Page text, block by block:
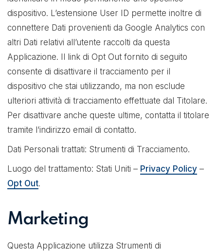
dispositivo. L’estensione User ID permette inoltre di
connettere Dati provenienti da Google Analytics con
altri Dati relativi all’utente raccolti da questa
Applicazione. Il link di Opt Out fornito di seguito
consente di disattivare il tracciamento per il
dispositivo che stai utilizzando, ma non esclude
ulteriori attività di tracciamento effettuate dal Titolare.
Per disattivare anche queste ultime, contatta il titolare
tramite l’indirizzo email di contatto.
Dati Personali trattati: Strumenti di Tracciamento.
Luogo del trattamento: Stati Uniti – Privacy Policy –
Opt Out.
Marketing
Questa Applicazione utilizza Strumenti di